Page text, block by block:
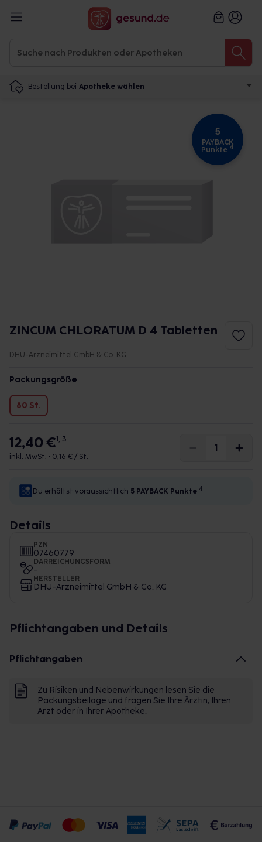
Bestellung bei Apotheke wählen
5
PAYBACK
Punkte 4
ZINCUM CHLORATUM D 4 Tabletten
DHU-Arzneimittel GmbH & Co. KG
Packungsgröße
80 St.
12,40 €1, 3
inkl. MwSt. • 0,16 € / St.
Du erhältst voraussichtlich 5 PAYBACK Punkte 4
Details
PZN
07460779
DARREICHUNGSFORM
-
HERSTELLER
DHU-Arzneimittel GmbH & Co. KG
Pflichtangaben und Details
Pflichtangaben
Zu Risiken und Nebenwirkungen lesen Sie die
Packungsbeilage und fragen Sie Ihre Ärztin, Ihren
Arzt oder in Ihrer Apotheke.